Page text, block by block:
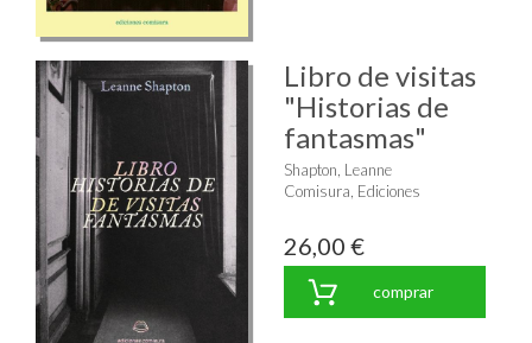
Libro de visitas
"Historias de
fantasmas"
Shapton, Leanne
Comisura, Ediciones
26,00 €
comprar